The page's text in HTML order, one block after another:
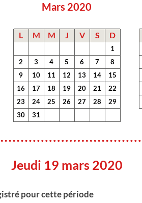
Mars 2020
L M M J V S D
1
2
3 4 5 6 7
8
9
10 11 12 13 14
15
16
17 18 19 20 21
22
23
24 25 26 27 28
29
30
31
Jeudi 19 mars 2020
pour cette période